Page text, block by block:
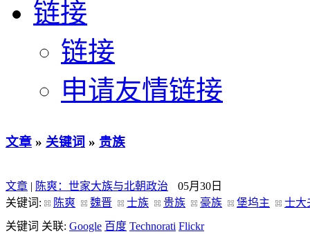
链接
链接
申请友情链接
文章 » 关键词 » 贵族
文章 | 陈爽：世家大族与北朝政治
05月30日
关键词:
陈爽 魏晋 士族 贵族 豪族 堡坞主
士大
关键词 关联: Google 百度 Technorati Flickr